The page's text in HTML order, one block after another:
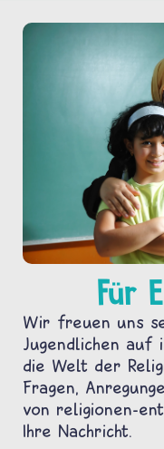
Für
Wir freuen uns
Jugendlichen auf
die Welt der
Fragen,
von religionen-
Ihre Nachricht.